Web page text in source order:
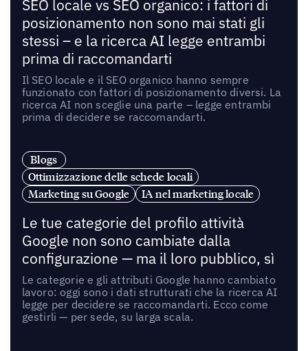
SEO locale vs SEO organico: i fattori di
posizionamento non sono mai stati gli
stessi – e la ricerca AI legge entrambi
prima di raccomandarti
Il SEO locale e il SEO organico hanno sempre
funzionato con fattori di posizionamento diversi. La
ricerca AI non sceglie una parte – legge entrambi
prima di decidere se raccomandarti.
Blogs
Ottimizzazione delle schede locali
Marketing su Google
IA nel marketing locale
Le tue categorie del profilo attività
Google non sono cambiate dalla
configurazione — ma il loro pubblico, sì
Le categorie e gli attributi Google hanno cambiato
lavoro: oggi sono i dati strutturati che la ricerca AI
legge per decidere se raccomandarti. Ecco come
gestirli — per sede, su larga scala.